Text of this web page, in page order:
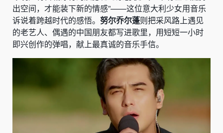
出空间，才能装下新的情感”——这位意大利少女用音乐
诉说着跨越时代的感悟。 努尔乔尔蓬则把采风路上遇见
的老艺人、偶遇的中国朋友都写进歌里，用短短一小时
即兴创作的弹唱，献上最真诚的音乐手信。